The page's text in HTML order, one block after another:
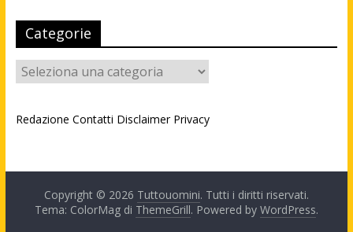
Categorie
Categorie
Redazione Contatti Disclaimer Privacy
Copyright © 2026 Tuttouomini. Tutti i diritti riservati.
Tema: ColorMag di ThemeGrill. Powered by WordPress.